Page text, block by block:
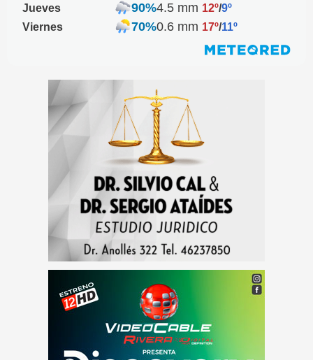
Jueves
90%4.5 mm 12º/9º
Viernes
70%0.6 mm 17º/11º